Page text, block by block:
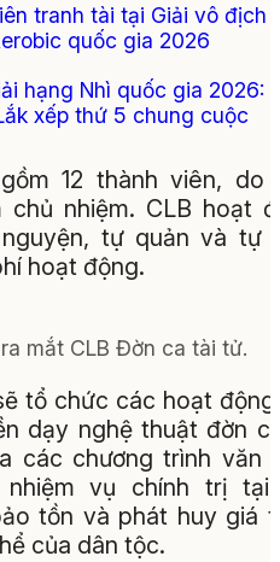
tranh tài tại Giải vô địch
quốc gia 2026
hạng Nhì quốc gia 2026:
xếp thứ 5 chung cuộc
12 thành viên, do
chủ nhiệm. CLB hoạt
tự quản và tự
hoạt động.
ra mắt CLB Đờn ca tài tử.
tổ chức các hoạt
dạy nghệ thuật đờn
các chương trình văn
vụ chính trị tại
tồn và phát huy giá
của dân tộc.